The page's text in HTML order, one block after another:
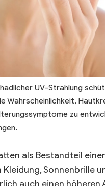
UV-Strahlung
Wahrscheinlichkeit,
zu
als Bestandteil
Sonnenbrille